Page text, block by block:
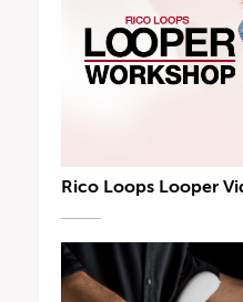
Rico Loops Looper